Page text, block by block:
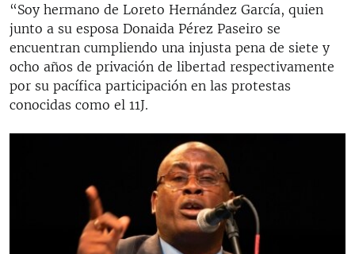
“Soy hermano de Loreto Hernández García, quien
junto a su esposa Donaida Pérez Paseiro se
encuentran cumpliendo una injusta pena de siete y
ocho años de privación de libertad respectivamente
por su pacífica participación en las protestas
conocidas como el 11J.